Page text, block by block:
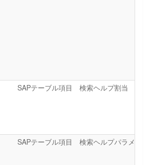
SAPテーブル項目 検索ヘルプ割当
SAPテーブル項目 検索ヘルプパラメータ